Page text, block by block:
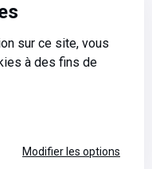
sur ce site, vous
à des fins de
Modifier les options